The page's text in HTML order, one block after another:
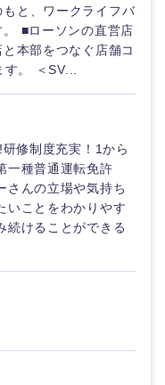
作、ゲーム
財
フサイエンス
栃木県
東京都
い
第二新卒
英語を活かす
海外勤務あり
年間休日120日以
と、ワークライフバ
■ローソンの直営店
本部をつなぐ店舗コ
。 ＜SV...
修制度充実！1から
一種普通運転免許
さんの立場や気持ち
いことをわかりやす
続けることができる